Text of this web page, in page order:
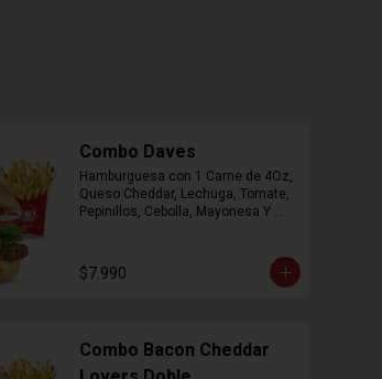
Combo Daves
Hamburguesa con 1 Carne de 4Oz,
Queso Cheddar, Lechuga, Tomate,
Pepinillos, Cebolla, Mayonesa Y
$7.990
Combo Bacon Cheddar